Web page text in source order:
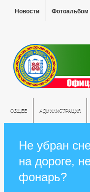
Новости Фотоальбом
ОБЩЕЕ АДМИНИСТРАЦИЯ
Не убран
на дороге,
фонарь?